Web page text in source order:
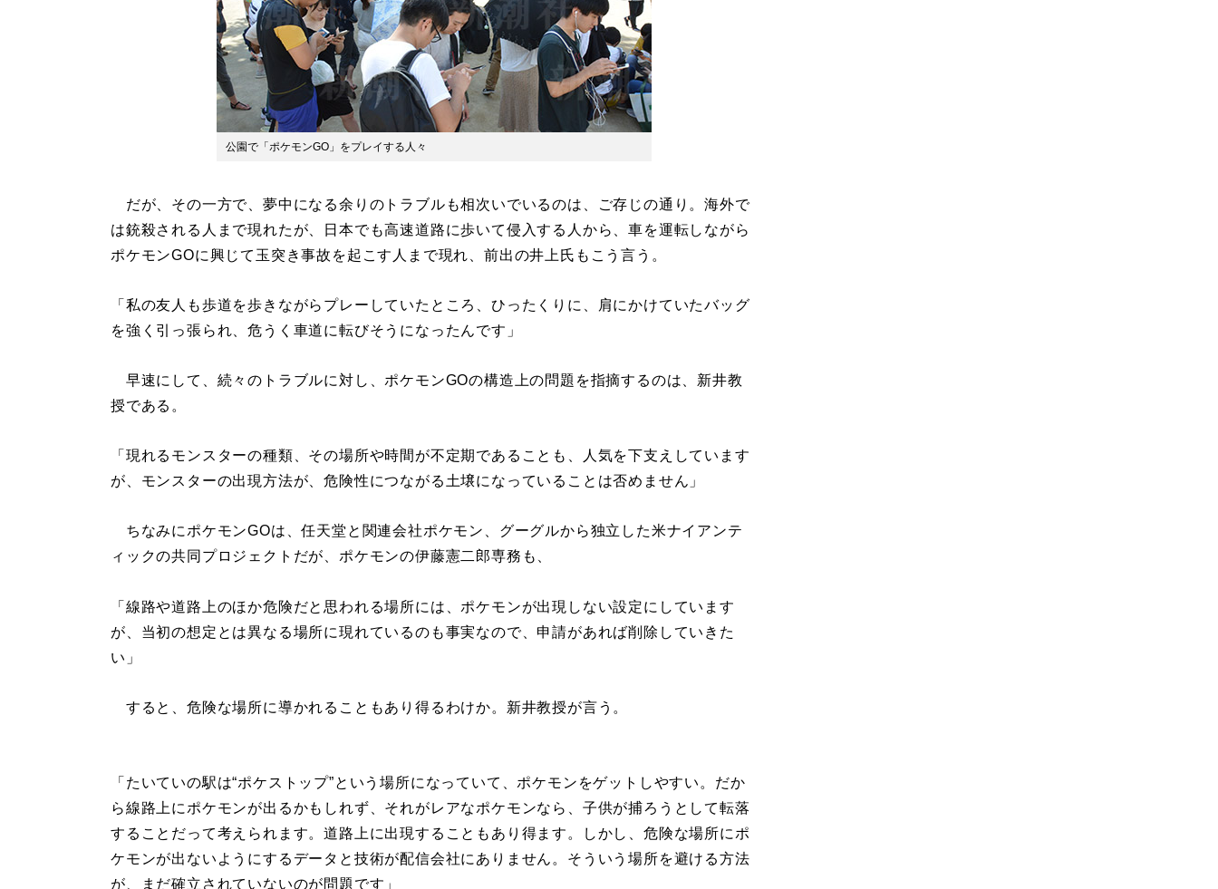
公園で「ポケモンGO」をプレイする人々
だが、その一方で、夢中になる余りのトラブルも相次いでいるのは、ご存じの通り。海外で
は銃殺される人まで現れたが、日本でも高速道路に歩いて侵入する人から、車を運転しながら
ポケモンGOに興じて玉突き事故を起こす人まで現れ、前出の井上氏もこう言う。
「私の友人も歩道を歩きながらプレーしていたところ、ひったくりに、肩にかけていたバッグ
を強く引っ張られ、危うく車道に転びそうになったんです」
早速にして、続々のトラブルに対し、ポケモンGOの構造上の問題を指摘するのは、新井教
授である。
「現れるモンスターの種類、その場所や時間が不定期であることも、人気を下支えしています
が、モンスターの出現方法が、危険性につながる土壌になっていることは否めません」
ちなみにポケモンGOは、任天堂と関連会社ポケモン、グーグルから独立した米ナイアンテ
ィックの共同プロジェクトだが、ポケモンの伊藤憲二郎専務も、
「線路や道路上のほか危険だと思われる場所には、ポケモンが出現しない設定にしています
が、当初の想定とは異なる場所に現れているのも事実なので、申請があれば削除していきた
い」
すると、危険な場所に導かれることもあり得るわけか。新井教授が言う。
「たいていの駅は“ポケストップ”という場所になっていて、ポケモンをゲットしやすい。だか
ら線路上にポケモンが出るかもしれず、それがレアなポケモンなら、子供が捕ろうとして転落
することだって考えられます。道路上に出現することもあり得ます。しかし、危険な場所にポ
ケモンが出ないようにするデータと技術が配信会社にありません。そういう場所を避ける方法
が、まだ確立されていないのが問題です」